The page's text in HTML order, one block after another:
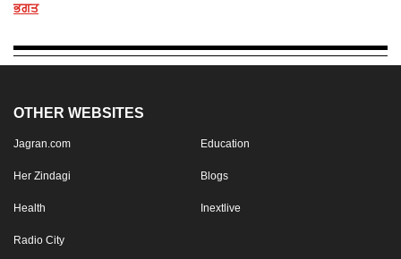
ਭਗਤ
OTHER WEBSITES
Jagran.com Education
Her Zindagi Blogs
Health Inextlive
Radio City